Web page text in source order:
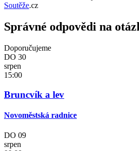
Soutěže.cz
Správné odpovědi na
Doporučujeme
DO 30
srpen
15:00
Bruncvík a lev
Novoměstská radnice
DO 09
srpen